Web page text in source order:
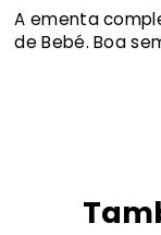
A ementa
de Bebé. Boa